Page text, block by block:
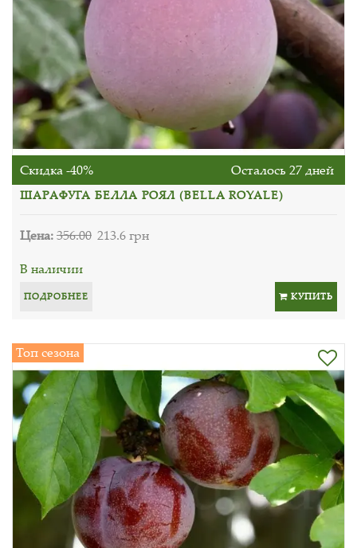
Скидка -40% Осталось 27 дней
ШАРАФУГА БЕЛЛА РОЯЛ (BELLA ROYALE)
Цена:356.00 213.6 грн
В наличии
ПОДРОБНЕЕ КУПИТЬ
Топ сезона